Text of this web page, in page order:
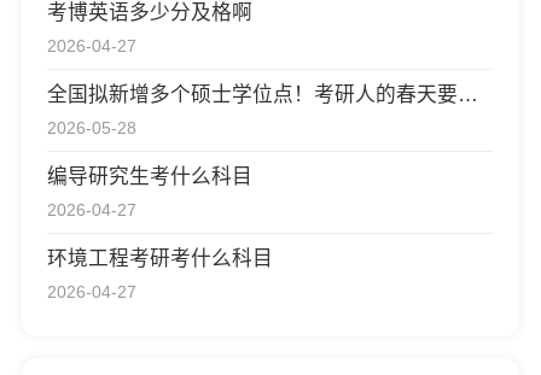
考博英语多少分及格啊
2026-04-27
全国拟新增多个硕士学位点！考研人的春天要来了吗？
2026-05-28
编导研究生考什么科目
2026-04-27
环境工程考研考什么科目
2026-04-27